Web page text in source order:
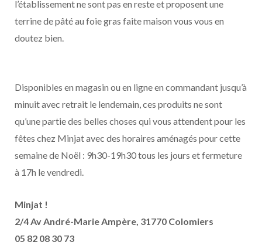
l’établissement ne sont pas en reste et proposent une
terrine de pâté au foie gras faite maison vous vous en
doutez bien.
Disponibles en magasin ou en ligne en commandant jusqu’à
minuit avec retrait le lendemain, ces produits ne sont
qu’une partie des belles choses qui vous attendent pour les
fêtes chez Minjat avec des horaires aménagés pour cette
semaine de Noël : 9h30-19h30 tous les jours et fermeture
à 17h le vendredi.
Minjat !
2/4 Av André-Marie Ampère, 31770 Colomiers
05 82 08 30 73